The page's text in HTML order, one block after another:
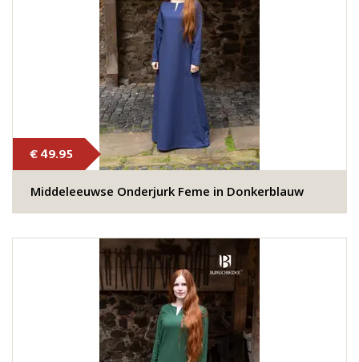
€ 49.95
Middeleeuwse Onderjurk Feme in Donkerblauw